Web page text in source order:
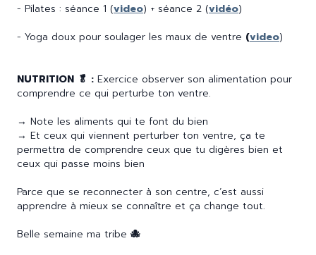
- Pilates : séance 1 (video) + séance 2 (vidéo)
- Yoga doux pour soulager les maux de ventre (video)
NUTRITION 🥬 : Exercice observer son alimentation pour
comprendre ce qui perturbe ton ventre.
→ Note les aliments qui te font du bien
→ Et ceux qui viennent perturber ton ventre, ça te
permettra de comprendre ceux que tu digères bien et
ceux qui passe moins bien
Parce que se reconnecter à son centre, c’est aussi
apprendre à mieux se connaître et ça change tout.
Belle semaine ma tribe 🐙